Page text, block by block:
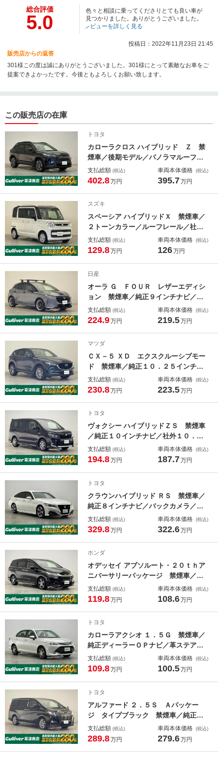
総合評価
5.0
色々と相談に乗ってくださりとても良い車が
見つかりました。ありがとうございました。
レビューを詳しく見る
投稿日：2022年11月23日 21:45
販売店からの返答
301様この度は誠にありがとうございました。301様にとって素敵なお車をご
提案できよかったです。今後ともよろしくお願い致します。
この販売店の在庫
トヨタ
カローラクロス ハイブリッド Ｚ 禁
煙車／後期モデル／パノラマルーフ／
純正１０．５インチナビ／ワイヤレス
充電／パノラミックビューモニター／
ラインドスポットモニター
支払総額 (税込)
402.8万円
車両本体価格 (税込)
395.7万円
スズキ
スペーシア ハイブリッドＸ 禁煙車／
２トーンカラー／ルーフレール／社外
ナビ／バックカメラ／ＥＴＣ／両側パ
ワースライドドア／セーフティサポー
純正フロアマット
支払総額 (税込)
129.8万円
車両本体価格 (税込)
126万円
日産
オーラ Ｇ ＦＯＵＲ レザーエディシ
ョン 禁煙車／純正９インチナビ／プ
ロパイロット／ホワイトレザーシート
／ＢＯＳＥプレミアムサウンドシステ
／社外エアロ／ＬＥＤヘッドライト
支払総額 (税込)
224.9万円
車両本体価格 (税込)
219.5万円
マツダ
ＣＸ－５ ＸＤ エクスクルーシブモー
ド 禁煙車／純正１０．２５インチメ
ーカーＯＰナビ／ＢＯＳＥプレミアム
サウンドシステム／レザーシート／３
ックドア／パワーシート
支払総額 (税込)
230.8万円
車両本体価格 (税込)
223.5万円
トヨタ
ヴォクシー ハイブリッドＺＳ 禁煙車
／純正１０インチナビ／社外１０．２
インチフリップダウンモニター／片側
パワースライドドア／バックカメラ／
リング
支払総額 (税込)
194.8万円
車両本体価格 (税込)
187.7万円
トヨタ
クラウンハイブリッド ＲＳ 禁煙車／
純正８インチナビ／バックカメラ／Ｅ
ＴＣ／セーフティセンス／三眼ＬＥＤ
ヘッドライト／シーケンシャルターン
ーター／純正アルミ
支払総額 (税込)
329.8万円
車両本体価格 (税込)
322.6万円
ホンダ
オデッセイ アブソルート・２０ｔｈア
ニバーサリーパッケージ 禁煙車／純
正ナビ／純正フリップダウンモニター
／バックカメラ／ＥＴＣ／両側パワー
オットマン／パワーシート／スマート
キー／純正アルミ
支払総額 (税込)
119.8万円
車両本体価格 (税込)
108.6万円
トヨタ
カローラアクシオ １．５Ｇ 禁煙車／
純正ディーラーＯＰナビ／革ステアリ
ング／セーフティセンスＣ／先行車発
進告知機能／アイドリングストップ機
／純正バイザー
支払総額 (税込)
109.8万円
車両本体価格 (税込)
100.5万円
トヨタ
アルファード ２．５Ｓ Ａパッケー
ジ タイプブラック 禁煙車／純正９
インチナビ／純正フリップダウンモニ
ター／バックカメラ／ＥＴＣ／レーダ
支払総額 (税込)
289.8万円
車両本体価格 (税込)
279.6万円